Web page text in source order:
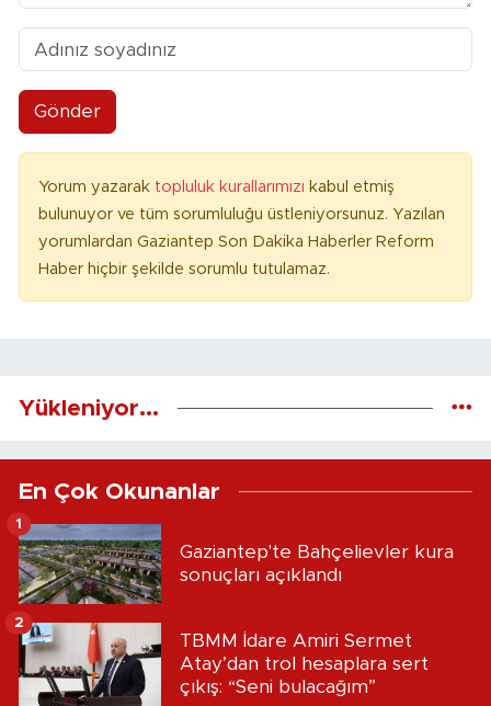
Gönder
Yorum yazarak topluluk kurallarımızı kabul etmiş
bulunuyor ve tüm sorumluluğu üstleniyorsunuz. Yazılan
yorumlardan Gaziantep Son Dakika Haberler Reform
Haber hiçbir şekilde sorumlu tutulamaz.
Yükleniyor...
En Çok Okunanlar
Gaziantep'te Bahçelievler kura
sonuçları açıklandı
1
TBMM İdare Amiri Sermet
Atay’dan trol hesaplara sert
çıkış: “Seni bulacağım”
2